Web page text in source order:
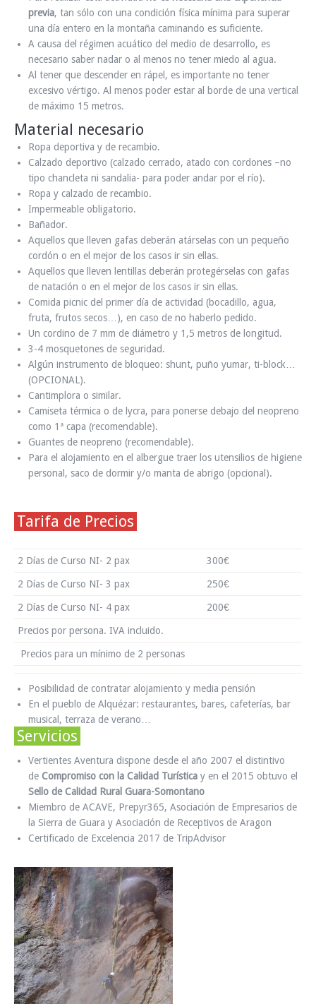
previa, tan sólo con una condición física mínima para superar
una día entero en la montaña caminando es suficiente.
A causa del régimen acuático del medio de desarrollo, es
necesario saber nadar o al menos no tener miedo al agua.
Al tener que descender en rápel, es importante no tener
excesivo vértigo. Al menos poder estar al borde de una vertical
de máximo 15 metros.
Material necesario
Ropa deportiva y de recambio.
Calzado deportivo (calzado cerrado, atado con cordones –no
tipo chancleta ni sandalia- para poder andar por el río).
Ropa y calzado de recambio.
Impermeable obligatorio.
Bañador.
Aquellos que lleven gafas deberán atárselas con un pequeño
cordón o en el mejor de los casos ir sin ellas.
Aquellos que lleven lentillas deberán protegérselas con gafas
de natación o en el mejor de los casos ir sin ellas.
Comida picnic del primer día de actividad (bocadillo, agua,
fruta, frutos secos…), en caso de no haberlo pedido.
Un cordino de 7 mm de diámetro y 1,5 metros de longitud.
3-4 mosquetones de seguridad.
Algún instrumento de bloqueo: shunt, puño yumar, ti-block…
(OPCIONAL).
Cantimplora o similar.
Camiseta térmica o de lycra, para ponerse debajo del neopreno
como 1ª capa (recomendable).
Guantes de neopreno (recomendable).
Para el alojamiento en el albergue traer los utensilios de higiene
personal, saco de dormir y/o manta de abrigo (opcional).
Tarifa de Precios
2 Días de Curso NI- 2 pax 300€
2 Días de Curso NI- 3 pax 250€
2 Días de Curso NI- 4 pax 200€
Precios por persona. IVA incluido.
Precios para un mínimo de 2 personas
Posibilidad de contratar alojamiento y media pensión
En el pueblo de Alquézar: restaurantes, bares, cafeterías, bar
musical, terraza de verano…
Servicios
Vertientes Aventura dispone desde el año 2007 el distintivo
de Compromiso con la Calidad Turística y en el 2015 obtuvo el
Sello de Calidad Rural Guara-Somontano
Miembro de ACAVE, Prepyr365, Asociación de Empresarios de
la Sierra de Guara y Asociación de Receptivos de Aragon
Certificado de Excelencia 2017 de TripAdvisor